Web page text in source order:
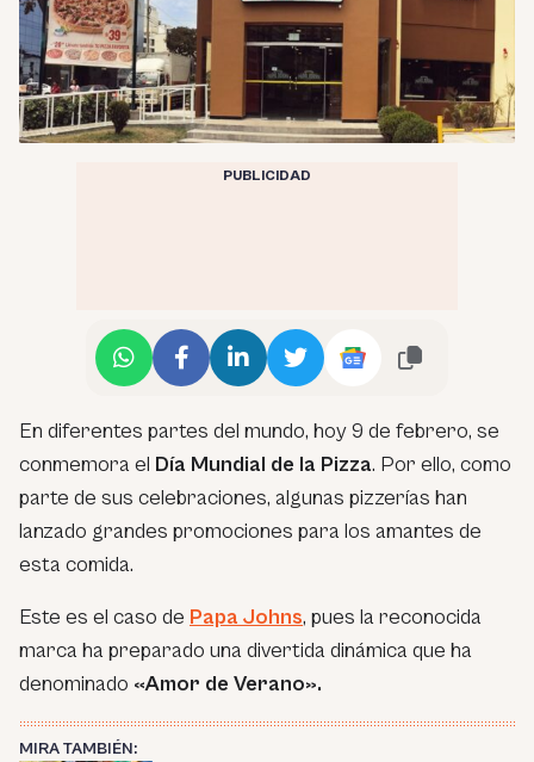
PUBLICIDAD
En diferentes partes del mundo, hoy 9 de febrero, se
conmemora el Día Mundial de la Pizza. Por ello, como
parte de sus celebraciones, algunas pizzerías han
lanzado grandes promociones para los amantes de
esta comida.
Este es el caso de Papa Johns, pues la reconocida
marca ha preparado una divertida dinámica que ha
denominado «Amor de Verano».
MIRA TAMBIÉN: